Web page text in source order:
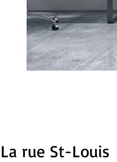
La rue St-Louis